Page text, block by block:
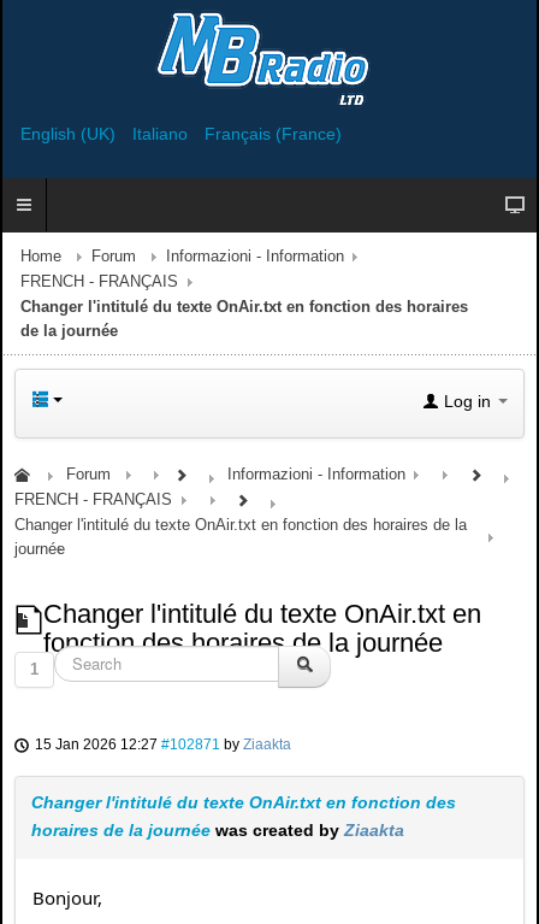
English (UK) Italiano Français (France)
Home Forum
Informazioni - Information
FRENCH - FRANÇAIS
Changer l'intitulé du texte OnAir.txt en fonction des horaires
de la journée
Log in
Forum
Informazioni - Information
FRENCH - FRANÇAIS
Changer l'intitulé du texte OnAir.txt en fonction des horaires de la
journée
Changer l'intitulé du texte OnAir.txt en
fonction des horaires de la journée
1
15 Jan 2026 12:27 #102871 by Ziaakta
Changer l'intitulé du texte OnAir.txt en fonction des
horaires de la journée was created by Ziaakta
Bonjour,